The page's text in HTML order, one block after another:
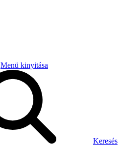
Menü kinyitása
Keresés